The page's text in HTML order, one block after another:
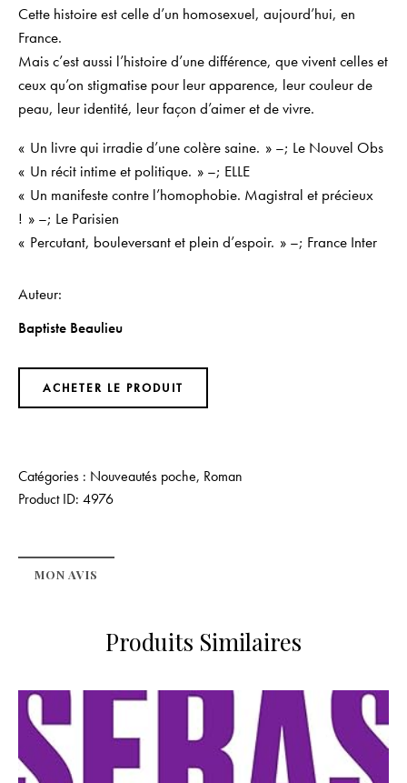
Cette histoire est celle d’un homosexuel, aujourd’hui, en
France.
Mais c’est aussi l’histoire d’une différence, que vivent celles et
ceux qu’on stigmatise pour leur apparence, leur couleur de
peau, leur identité, leur façon d’aimer et de vivre.
« Un livre qui irradie d’une colère saine. » –; Le Nouvel Obs
« Un récit intime et politique. » –; ELLE
« Un manifeste contre l’homophobie. Magistral et précieux
! » –; Le Parisien
« Percutant, bouleversant et plein d’espoir. » –; France Inter
Auteur
Baptiste Beaulieu
ACHETER LE PRODUIT
Catégories : Nouveautés poche, Roman
Product ID: 4976
MON AVIS
Produits Similaires